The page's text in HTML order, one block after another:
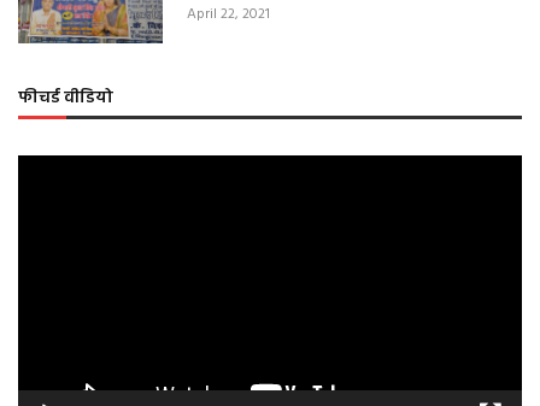
April 22, 2021
फीचर्ड वीडियो